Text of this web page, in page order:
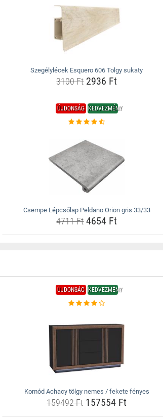
Szegélylécek Esquero 606 Tolgy sukaty
3100 Ft2936 Ft
ÚJDONSÁG KEDVEZMÉNY
Csempe Lépcsőlap Peldano Orion gris 33/33
4711 Ft4654 Ft
ÚJDONSÁG KEDVEZMÉNY
Komód Achacy tölgy nemes / fekete fényes
159492 Ft157554 Ft